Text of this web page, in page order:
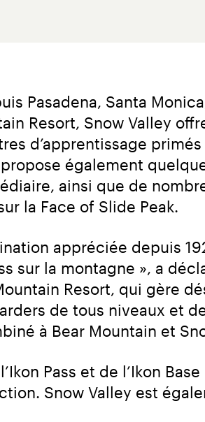
Pasadena, Santa
Resort, Snow Valley
d’apprentissage
également
ainsi que de
la Face of Slide Peak.
appréciée depuis
sur la montagne », a
Resort, qui gère
de tous niveaux et
à Bear Mountain et
Pass et de l’Ikon
Snow Valley est